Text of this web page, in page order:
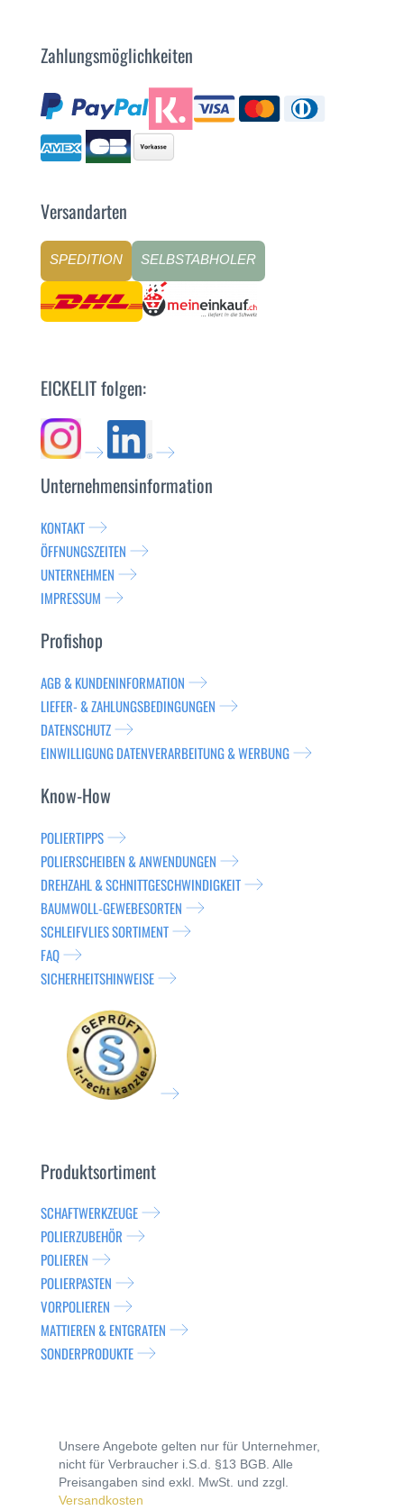
Zahlungsmöglichkeiten
Versandarten
SPEDITION SELBSTABHOLER
EICKELIT folgen:
Unternehmensinformation
KONTAKT
ÖFFNUNGSZEITEN
UNTERNEHMEN
IMPRESSUM
Profishop
AGB & KUNDENINFORMATION
LIEFER- & ZAHLUNGSBEDINGUNGEN
DATENSCHUTZ
EINWILLIGUNG DATENVERARBEITUNG & WERBUNG
Know-How
POLIERTIPPS
POLIERSCHEIBEN & ANWENDUNGEN
DREHZAHL & SCHNITTGESCHWINDIGKEIT
BAUMWOLL-GEWEBESORTEN
SCHLEIFVLIES SORTIMENT
FAQ
SICHERHEITSHINWEISE
Produktsortiment
SCHAFTWERKZEUGE
POLIERZUBEHÖR
POLIEREN
POLIERPASTEN
VORPOLIEREN
MATTIEREN & ENTGRATEN
SONDERPRODUKTE
Unsere Angebote gelten nur für Unternehmer,
nicht für Verbraucher i.S.d. §13 BGB. Alle
Preisangaben sind exkl. MwSt. und zzgl.
Versandkosten